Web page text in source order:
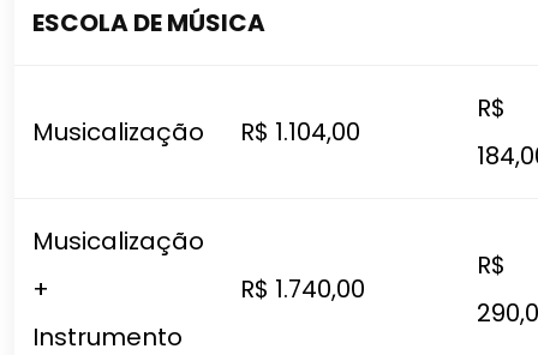
ESCOLA DE MÚSICA
Musicalização R$ 1.104,00
R$
Musicalização
+
Instrumento
R$ 1.740,00
R$